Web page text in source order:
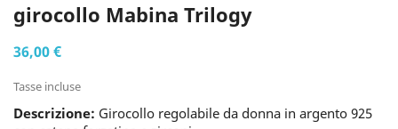
girocollo Mabina Trilogy
36,00 €
Tasse incluse
Descrizione: Girocollo regolabile da donna in argento 925